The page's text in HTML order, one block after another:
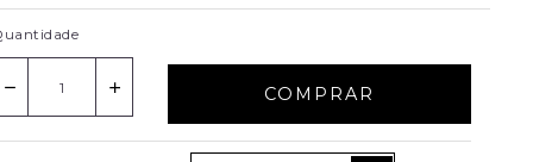
COMPRAR